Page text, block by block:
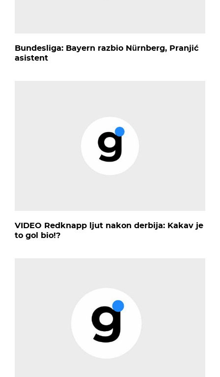
Bundesliga: Bayern razbio Nürnberg, Pranjić
asistent
VIDEO Redknapp ljut nakon derbija: Kakav je
to gol bio!?